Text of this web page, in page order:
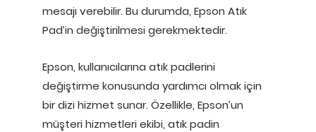
mesajı verebilir. Bu durumda, Epson Atık
Pad’in değiştirilmesi gerekmektedir.
Epson, kullanıcılarına atık padlerini
değiştirme konusunda yardımcı olmak için
bir dizi hizmet sunar. Özellikle, Epson’un
müşteri hizmetleri ekibi, atık padin